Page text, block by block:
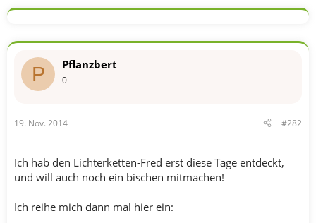
P Pflanzbert
0
19. Nov. 2014 #282
Ich hab den Lichterketten-Fred erst diese Tage entdeckt,
und will auch noch ein bischen mitmachen!
Ich reihe mich dann mal hier ein: